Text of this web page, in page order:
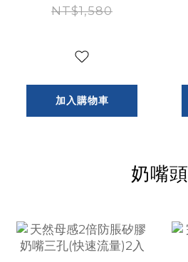
NT$1,580
加入購物車
奶嘴頭